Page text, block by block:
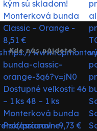
Kde nás nájdete?